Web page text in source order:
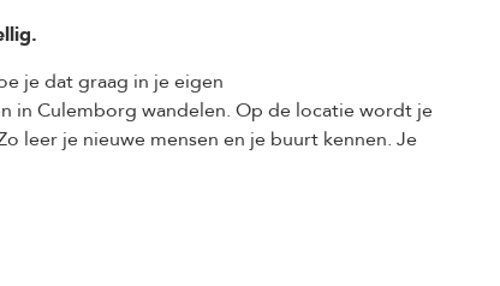
je dat graag in je eigen
in Culemborg wandelen. Op de locatie wordt je
leer je nieuwe mensen en je buurt kennen. Je